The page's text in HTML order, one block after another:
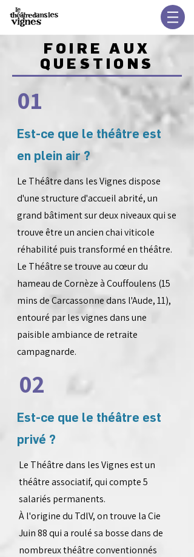
FOIRE AUX
QUESTIONS
01
Est-ce que le théâtre est
en plein air ?
Le Théâtre dans les Vignes dispose
d'une structure d'accueil abrité, un
grand bâtiment sur deux niveaux qui se
trouve être un ancien chai viticole
réhabilité puis transformé en théâtre.
Le Théâtre se trouve au cœur du
hameau de Cornèze à Couffoulens (15
mins de Carcassonne dans l'Aude, 11),
entouré par les vignes dans une
paisible ambiance de retraite
campagnarde.
02
Est-ce que le théâtre est
privé ?
Le Théâtre dans les Vignes est un
théâtre associatif, qui compte 5
salariés permanents.
À l'origine du TdlV, on trouve la Cie
Juin 88 qui a roulé sa bosse dans de
nombreux théâtre conventionnés